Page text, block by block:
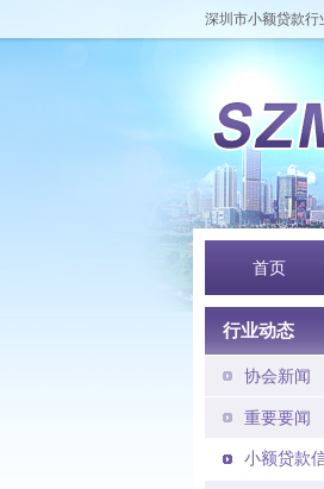
深圳市小额贷款行
首页
行业动态
协会新闻
重要要闻
小额贷款